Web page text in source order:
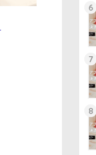
6
7
8